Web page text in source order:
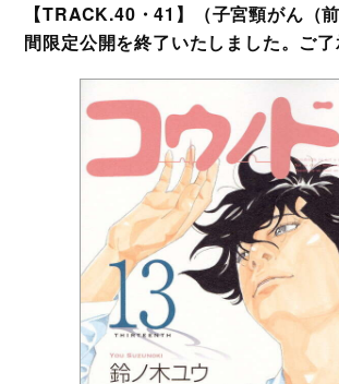
【TRACK.40・41】（子宮頸がん（
間限定公開を終了いたしました。ご了